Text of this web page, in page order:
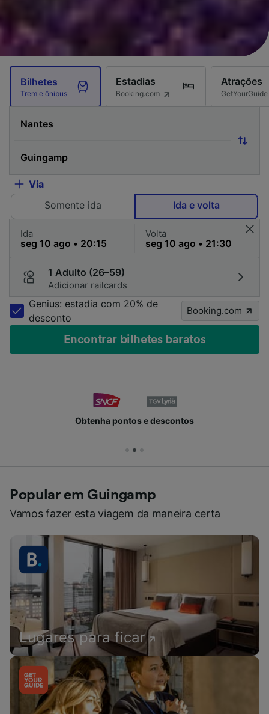
Bilhetes
Trem e ônibus
Estadias
Booking.com
Atrações
GetYourGuide
Via
Somente ida
Ida e volta
Ida Volta
1 Adulto (26–59)
Adicionar railcards
Genius: estadia com 20% de
desconto
Booking.com
Encontrar bilhetes baratos
Obtenha pontos e descontos
Popular em Guingamp
Vamos fazer esta viagem da maneira certa
Lugares para ficar